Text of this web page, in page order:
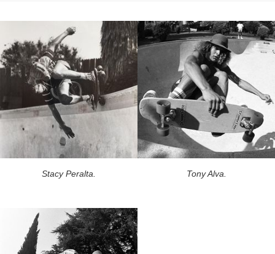
Stacy Peralta. Tony Alva.